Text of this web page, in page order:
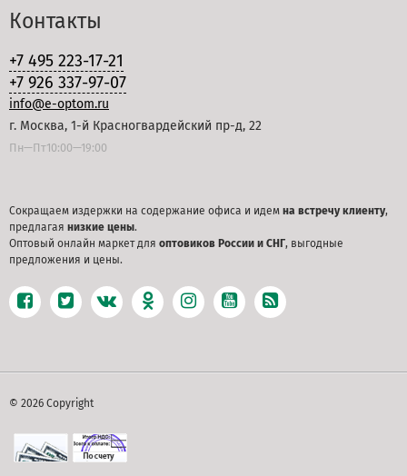
Контакты
+7 495 223-17-21
+7 926 337-97-07
info@e-optom.ru
г. Москва, 1-й Красногвардейский пр-д, 22
Пн—Пт10:00—19:00
Сокращаем издержки на содержание офиса и идем на встречу клиенту,
предлагая низкие цены.
Оптовый онлайн маркет для оптовиков России и СНГ, выгодные
предложения и цены.
© 2026 Copyright